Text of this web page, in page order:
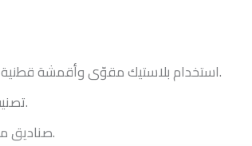
استخدام بلاستيك مقوّى وأقمشة قطنيةلحماية كل قطعة.
تصنيف الأثاث حسب نوعه قبل التخزين.
صناديق محكمة للأغراض الصغيرة والقيمة.